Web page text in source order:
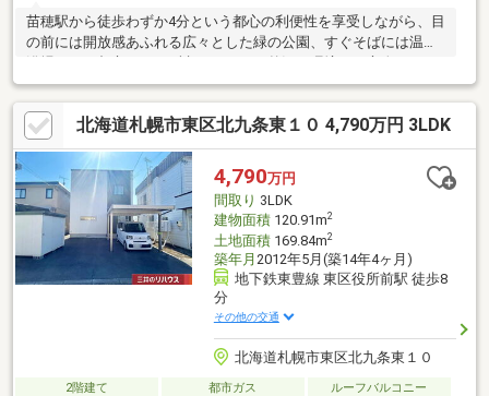
苗穂駅から徒歩わずか4分という都心の利便性を享受しながら、目
の前には開放感あふれる広々とした緑の公園、すぐそばには温泉
癒される理想の自宅です。
北海道札幌市東区北九条東１０ 4,790万円 3LDK
4,790万円
間取り 3LDK
建物面積120.91m2
土地面積169.84m2
築年月 2012年5月(築14年4ヶ月)
地下鉄東豊線 東区役所前駅 徒歩8
分
その他の交通
北海道札幌市東区北九条東１０
2階建て 都市ガス
ルーフバルコニー